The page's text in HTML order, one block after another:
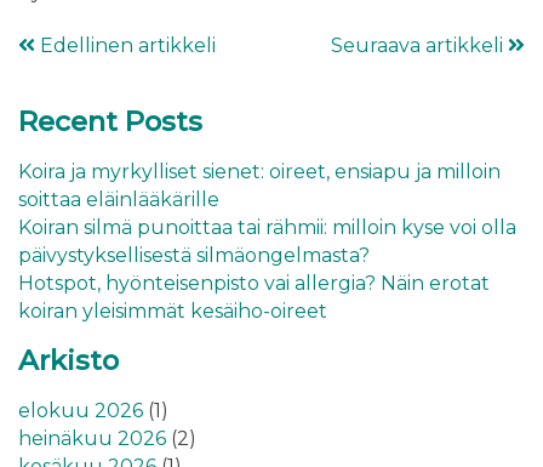
Edellinen artikkeli Seuraava artikkeli
Recent Posts
Koira ja myrkylliset sienet: oireet, ensiapu ja milloin
soittaa eläinlääkärille
Koiran silmä punoittaa tai rähmii: milloin kyse voi olla
päivystyksellisestä silmäongelmasta?
Hotspot, hyönteisenpisto vai allergia? Näin erotat
koiran yleisimmät kesäiho-oireet
Arkisto
elokuu 2026 (1)
heinäkuu 2026 (2)